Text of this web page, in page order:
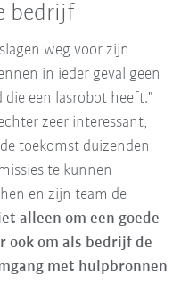
bedrijf
weg voor zijn
in ieder geval geen
een lasrobot heeft."
zeer interessant,
toekomst duizenden
te kunnen
en zijn team de
alleen om een goede
ook om als bedrijf de
met hulpbronnen